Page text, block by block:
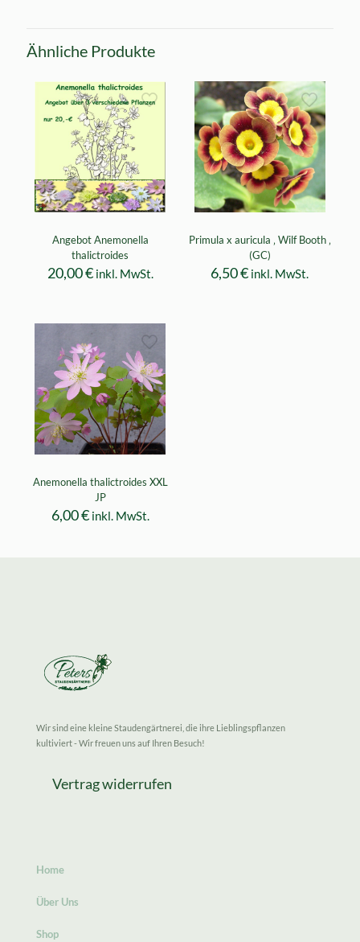
Ähnliche Produkte
Angebot Anemonella
thalictroides
20,00€ inkl. MwSt.
Primula x auricula ‚ Wilf Booth ‚
(GC)
6,50€ inkl. MwSt.
Anemonella thalictroides XXL
JP
6,00€ inkl. MwSt.
Wir sind eine kleine Staudengärtnerei, die ihre Lieblingspflanzen
kultiviert - Wir freuen uns auf Ihren Besuch!
Vertrag widerrufen
Home
Über Uns
Shop